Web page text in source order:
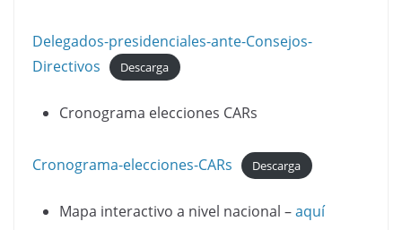
Delegados-presidenciales-ante-Consejos-
Directivos
Descarga
Cronograma elecciones CARs
Cronograma-elecciones-CARs Descarga
Mapa interactivo a nivel nacional –aquí